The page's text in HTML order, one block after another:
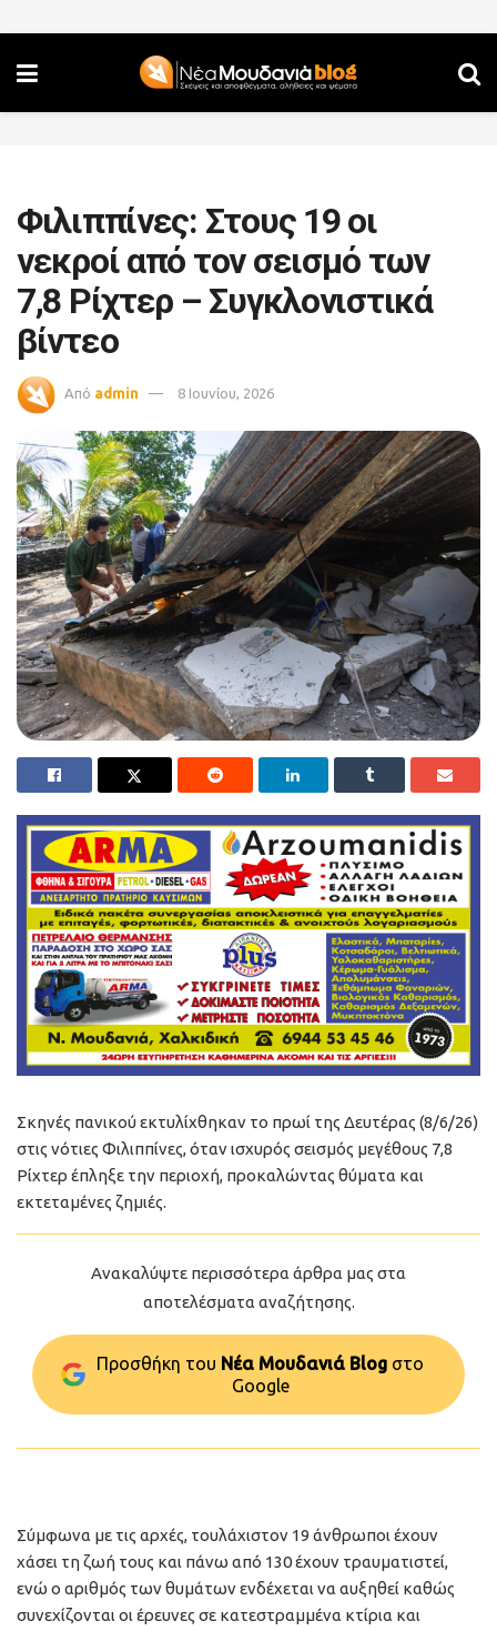
Φιλιππίνες: Στους 19 οι
νεκροί από τον σεισμό των
7,8 Ρίχτερ – Συγκλονιστικά
βίντεο
Από admin 8 Ιουνίου, 2026
Σκηνές πανικού εκτυλίχθηκαν το πρωί της Δευτέρας (8/6/26)
στις νότιες Φιλιππίνες, όταν ισχυρός σεισμός μεγέθους 7,8
Ρίχτερ έπληξε την περιοχή, προκαλώντας θύματα και
εκτεταμένες ζημιές.
Ανακαλύψτε περισσότερα άρθρα μας στα
αποτελέσματα αναζήτησης.
Προσθήκη του Νέα Μουδανιά Blog στo
Google
Σύμφωνα με τις αρχές, τουλάχιστον 19 άνθρωποι έχουν
χάσει τη ζωή τους και πάνω από 130 έχουν τραυματιστεί,
ενώ ο αριθμός των θυμάτων ενδέχεται να αυξηθεί καθώς
συνεχίζονται οι έρευνες σε κατεστραμμένα κτίρια και